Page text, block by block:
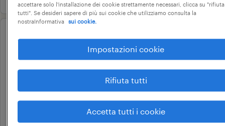
operational
addetto imballaggio per picco
di lavoro
novedrate, lombardia
tempo determinato
22.000 € - 28.000 € annuale
accettare solo l'installazione dei cookie strettamente necessari, clicca su "rifiuta
tutti". Se desideri sapere di più sui cookie che utilizziamo consulta la
nostraInformativa
sui cookie.
Impostazioni cookie
Rifiuta tutti
Accetta tutti i cookie